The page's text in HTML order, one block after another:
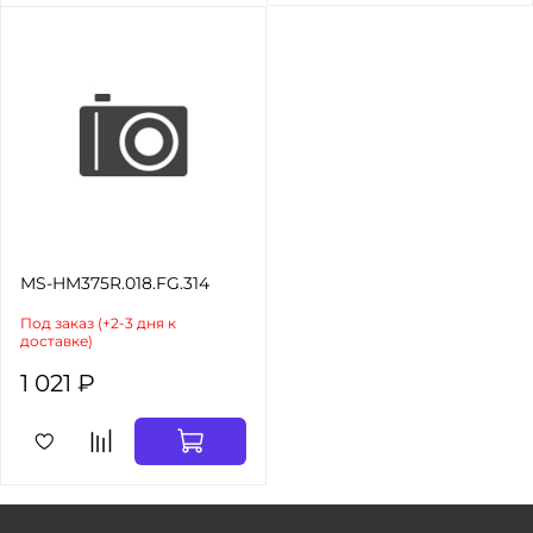
соединения является спайка, а не склеивание,
как у большинства более дешевых аналогов. Этот
метод в 7 раз прочнее, что сводит возможность
поломки бора почти к нулю.
MS-HM375R.018.FG.314
Под заказ (+2-3 дня к
доставке)
1 021 ₽